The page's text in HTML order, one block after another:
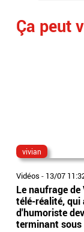
Ça peut
vivian
Vidéos - 13/07
Le naufrage
télé-réalité, qui
d'humoriste
terminant sous